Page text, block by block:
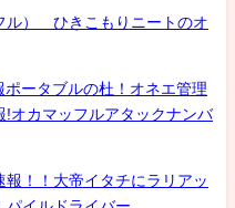
ル） ひきこもりニートのオ
ータブルの杜！オネエ管理
!オカマッフルアタックナンバ
！！大帝イタチにラリアッ